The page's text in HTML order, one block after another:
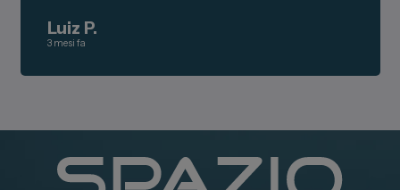
Luiz P.
3 mesi fa